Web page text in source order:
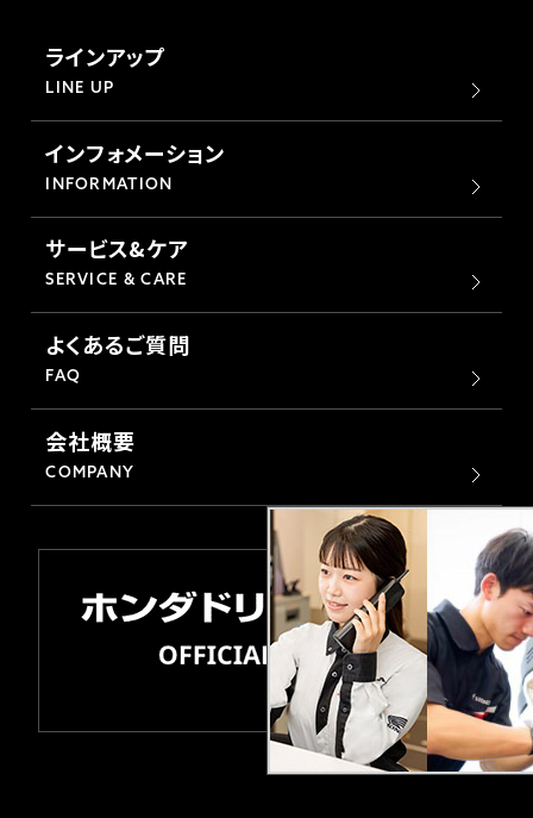
ラインアップ
LINE UP
インフォメーション
INFORMATION
サービス&ケア
SERVICE & CARE
よくあるご質問
FAQ
会社概要
COMPANY